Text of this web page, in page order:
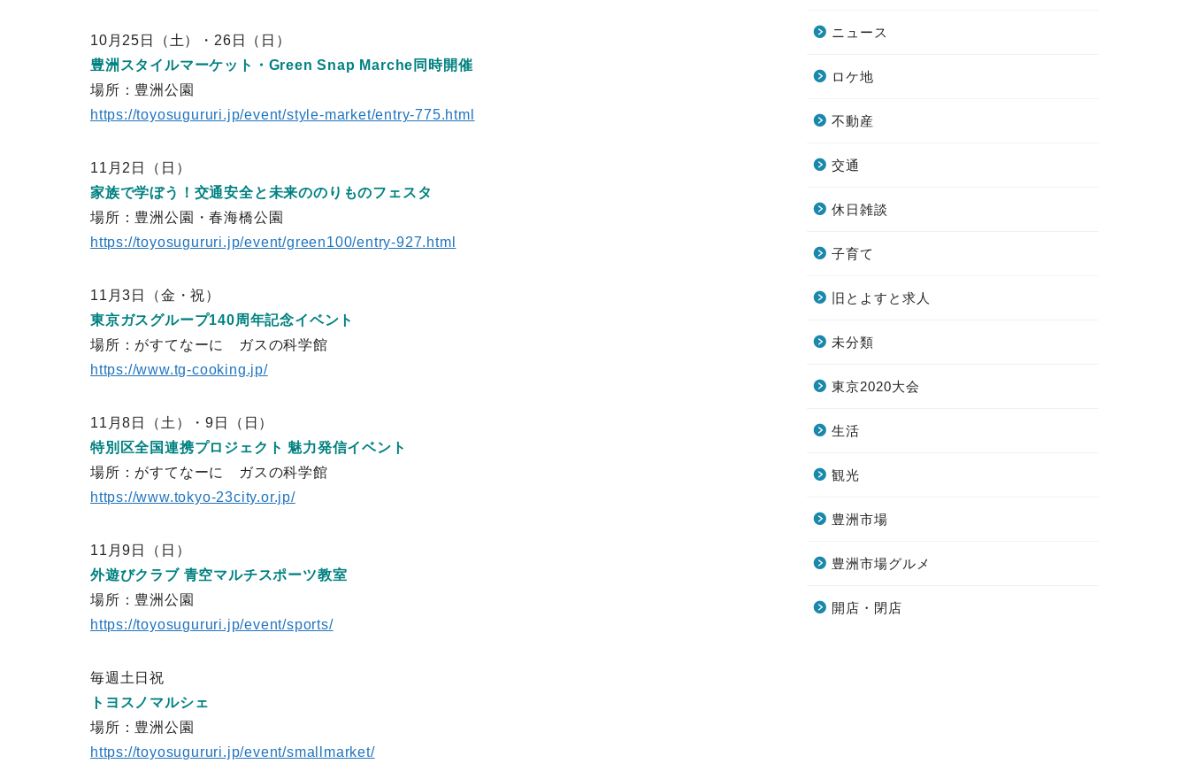
10月25日（土）・26日（日）
豊洲スタイルマーケット・Green Snap Marche同時開催
場所：豊洲公園
https://toyosugururi.jp/event/style-market/entry-775.html
11月2日（日）
家族で学ぼう！交通安全と未来ののりものフェスタ
場所：豊洲公園・春海橋公園
https://toyosugururi.jp/event/green100/entry-927.html
11月3日（金・祝）
東京ガスグループ140周年記念イベント
場所：がすてなーに ガスの科学館
https://www.tg-cooking.jp/
11月8日（土）・9日（日）
特別区全国連携プロジェクト 魅力発信イベント
場所：がすてなーに ガスの科学館
https://www.tokyo-23city.or.jp/
11月9日（日）
外遊びクラブ 青空マルチスポーツ教室
場所：豊洲公園
https://toyosugururi.jp/event/sports/
毎週土日祝
トヨスノマルシェ
場所：豊洲公園
https://toyosugururi.jp/event/smallmarket/
ニュース
ロケ地
不動産
交通
休日雑談
子育て
旧とよすと求人
未分類
東京2020大会
生活
観光
豊洲市場
豊洲市場グルメ
開店・閉店